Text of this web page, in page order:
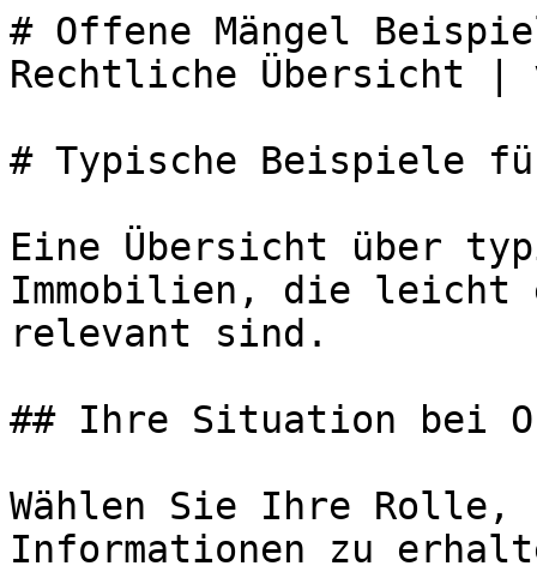
# Offene Mängel
Rechtliche Übersicht |
# Typische Beispiele
Eine Übersicht über
Immobilien, die leicht
relevant sind.
## Ihre Situation bei
Wählen Sie Ihre Rolle,
Informationen zu